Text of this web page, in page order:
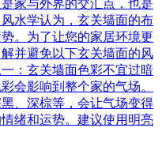
家与外界的交汇点，也是
水学认为，玄关墙面的布
。为了让您的家居环境更
并避免以下玄关墙面的风
：玄关墙面色彩不宜过暗
会影响到整个家的气场。
、深棕等，会让气场变得
绪和运势。建议使用明亮